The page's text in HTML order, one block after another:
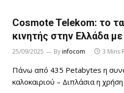
Cosmote Telekom: το
κινητής στην Ελλάδα
25/09/2025 Byinfocom 3 Mins
Πάνω από 435 Petabytes η
καλοκαιριού – Διπλάσια η